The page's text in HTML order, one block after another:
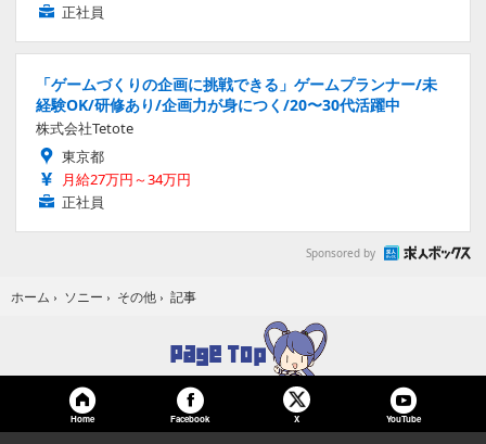
正社員
「ゲームづくりの企画に挑戦できる」ゲームプランナー/未
経験OK/研修あり/企画力が身につく/20〜30代活躍中
株式会社Tetote
東京都
月給27万円～34万円
正社員
Sponsored by
ホーム › ソニー › その他 › 記事
Home Facebook X YouTube